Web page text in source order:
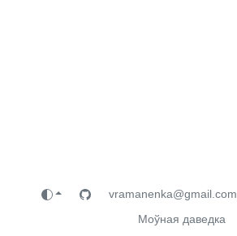
vramanenka@gmail.com
Моўная даведка